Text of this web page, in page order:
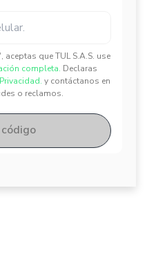
que TUL S.A.S. use
completa. Declaras
y contáctanos en
o reclamos.
✕
✕